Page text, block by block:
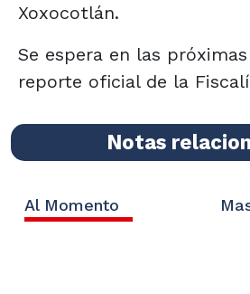
Xoxocotlán.
Se espera en las
reporte oficial de la
Notas
Al Momento